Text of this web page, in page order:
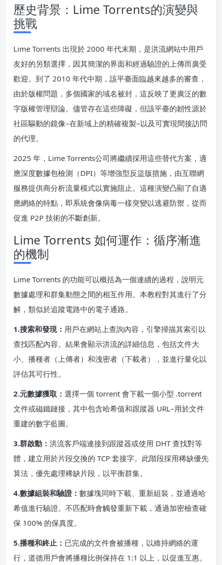
歷史背景：Lime Torrents的演變與
挑戰
Lime Torrents 出現於 2000 年代末期，是洪流網站中用戶
友好的另類選擇，因其簡潔的界面和經過驗證的上傳而廣受
歡迎。到了 2010 年代中期，該平臺面臨越來越多的審查，
由於版權問題，多個國家的域名被封，這反映了更廣泛的數
字版權管理辯論。儘管存在這些障礙，但該平臺的韌性源於
社區驅動的鏡像–在新域上的精確複製–以及可實現間接訪問
的代理。
2025 年，Lime Torrents公司將繼續採用這些替代方案，適
應深度數據包檢測（DPI）等增強型反盜版措施，由互聯網
服務提供商分析流量模式以實施阻止。這種演變凸顯了自適
應網絡的特點，即系統會像病毒一樣突變以逃避防禦，從而
促進 P2P 技術的不斷創新。
Lime Torrents 如何運作：循序漸進
的機制
Lime Torrents 的功能可以概括為一個連續的過程，說明元
數據處理和群集動態之間的相互作用。本教程對其進行了分
解，類似於追蹤電路中的電子通路。
1.搜索和發現： 用戶在網站上查詢內容，引擎掃描其索引以
查找匹配內容。結果會顯示洪流的詳細信息，包括文件大
小、播種者（上傳者）和洩密者（下載者），並進行量化以
評估其可行性。
2.元數據獲取： 選擇一個 torrent 會下載一個小型 .torrent
文件或磁鐵鏈接，其中包含哈希值和跟蹤器 URL–用於文件
重建的數字藍圖。
3.群啟動： 洪流客戶端連接到跟蹤器或使用 DHT 查找對等
體，建立用於片段交換的 TCP 套接字。此階段採用稀缺優先
算法，優先處理稀缺片段，以平衡群集。
4.數據組裝和驗證： 數據塊同時下載、重新組裝，並通過哈
希值進行驗證。不匹配時會觸發重新下載，通過加密檢查確
保 100% 的保真度。
5.播種和終止： 已完成的文件會被播種，以維持網絡的運
行，道德用戶會將播種比例保持在 1:1 以上，以促進互惠。